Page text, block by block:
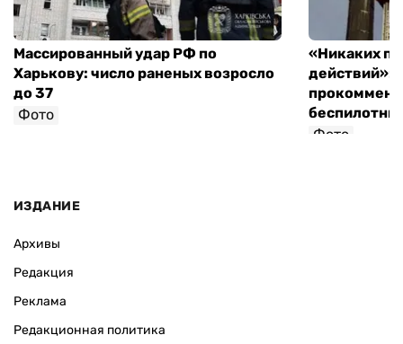
Массированный удар РФ по
Харькову: число раненых возросло
до 37
Фото
«Никаких
действий»:
Фото
ИЗДАНИЕ
Архивы
Редакция
Реклама
Редакционная политика